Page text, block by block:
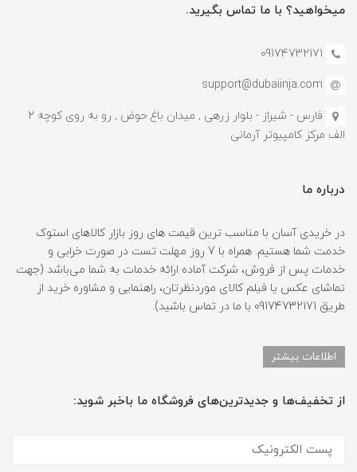
میخواهید؟ با ما تماس بگیرید.
09174732171
support@dubaiinja.com
فارس - شیراز - بلوار زرهی , میدان باغ حوض , رو به روی کوچه 2
الف مرکز کامپیوتر آرمانی
درباره ما
در خریدی آسان با مناسب ترین قیمت های روز بازار کالاهای استوک
خدمت شما هستیم. همراه با 7 روز مهلت تست در صورت خرابی و
خدمات پس از فروش، شرکت آماده ارائه خدمات به شما می‌باشد (جهت
تماشای عکس یا فیلم کالای موردنظرتان، راهنمایی و مشاوره خرید از
طریق 09174732171 با ما در تماس باشید).
اطلاعات بیشتر
از تخفیف‌ها و جدیدترین‌های فروشگاه ما باخبر شوید: